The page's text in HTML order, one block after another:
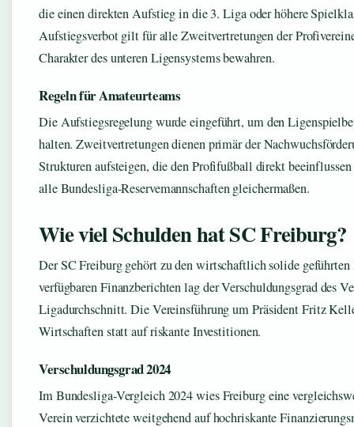
die einen direkten Aufstieg in die 3. Liga oder höhere
Aufstiegsverbot gilt für alle Zweitvertretungen der
Charakter des unteren Ligensystems bewahren.
Regeln für Amateurteams
Die Aufstiegsregelung wurde eingeführt, um den
halten. Zweitvertretungen dienen primär der
Strukturen aufsteigen, die den Profifußball direkt
alle Bundesliga-Reservemannschaften gleichermaßen.
Wie viel Schulden hat SC Freiburg?
Der SC Freiburg gehört zu den wirtschaftlich solide
verfügbaren Finanzberichten lag der Verschuldungsgrad des
Ligadurchschnitt. Die Vereinsführung um Präsident Fritz
Wirtschaften statt auf riskante Investitionen.
Verschuldungsgrad 2024
Im Bundesliga-Vergleich 2024 wies Freiburg eine
Verein verzichtete weitgehend auf hochriskante